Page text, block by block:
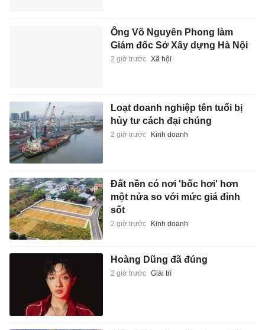
Ông Võ Nguyên Phong làm
Giám đốc Sở Xây dựng Hà Nội
2 giờ trước Xã hội
Loạt doanh nghiệp tên tuổi bị
hủy tư cách đại chúng
2 giờ trước Kinh doanh
Đất nền có nơi 'bốc hơi' hơn
một nửa so với mức giá đỉnh
sốt
2 giờ trước Kinh doanh
Hoàng Dũng đã đúng
2 giờ trước Giải trí